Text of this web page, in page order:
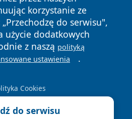
korzystanie ze
do serwisu",
użycie dodatkowych
z naszą polityką
ustawienia .
Cookies
do serwisu
Polityka
Cookies